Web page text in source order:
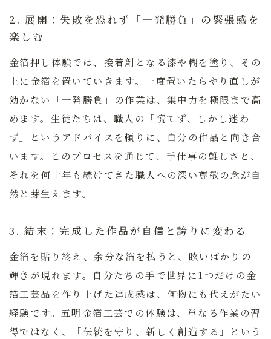
2. 展開：失敗を恐れず「一発勝負」の緊張感を
楽しむ
金箔押し体験では、接着剤となる漆や糊を塗り、その
上に金箔を置いていきます。一度置いたらやり直しが
効かない「一発勝負」の作業は、集中力を極限まで高
めます。生徒たちは、職人の「慌てず、しかし迷わ
ず」というアドバイスを頼りに、自分の作品と向き合
います。このプロセスを通じて、手仕事の難しさと、
それを何十年も続けてきた職人への深い尊敬の念が自
然と芽生えます。
3. 結末：完成した作品が自信と誇りに変わる
金箔を貼り終え、余分な箔を払うと、眩いばかりの
輝きが現れます。自分たちの手で世界に1つだけの金
箔工芸品を作り上げた達成感は、何物にも代えがたい
経験です。五明金箔工芸での体験は、単なる作業の習
得ではなく、「伝統を守り、新しく創造する」という